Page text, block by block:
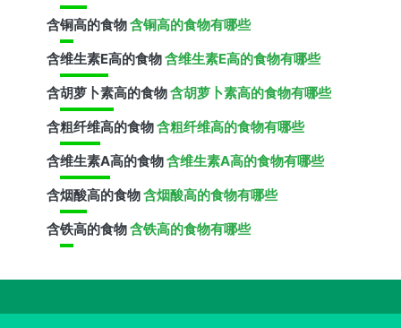
含铜高的食物含铜高的食物有哪些
含维生素E高的食物含维生素E高的食物有哪些
含胡萝卜素高的食物含胡萝卜素高的食物有哪些
含粗纤维高的食物含粗纤维高的食物有哪些
含维生素A高的食物含维生素A高的食物有哪些
含烟酸高的食物含烟酸高的食物有哪些
含铁高的食物含铁高的食物有哪些